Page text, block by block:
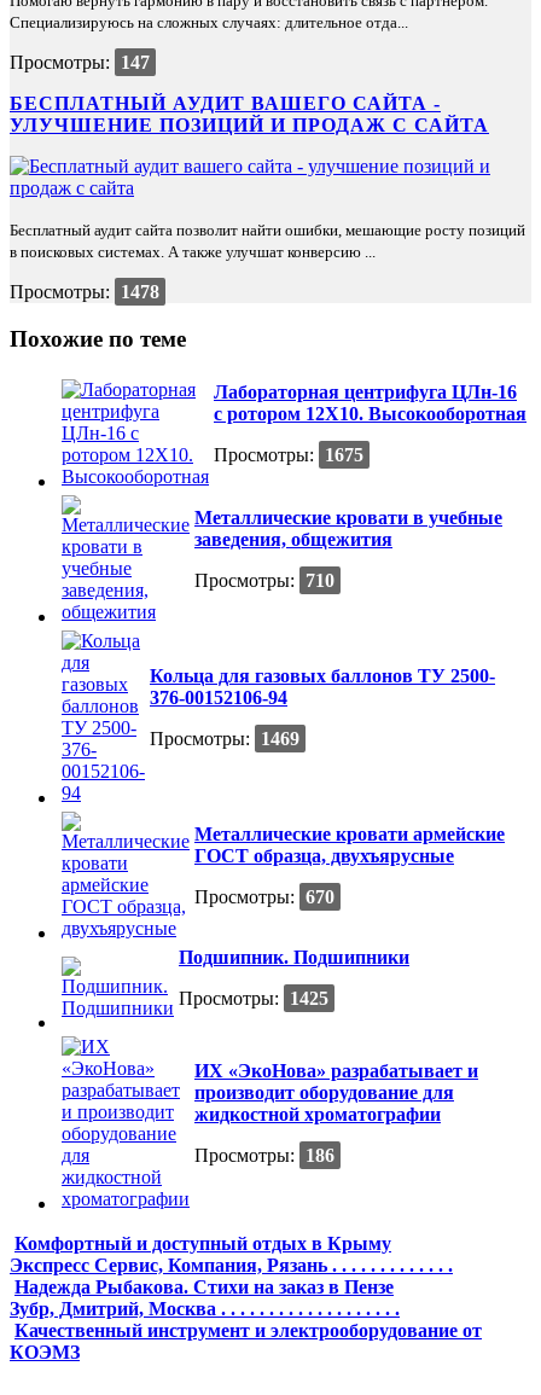
Специализируюсь на сложных случаях: длительное отда...
Просмотры:
147
БЕСПЛАТНЫЙ АУДИТ ВАШЕГО САЙТА -
УЛУЧШЕНИЕ ПОЗИЦИЙ И ПРОДАЖ С САЙТА
Бесплатный аудит сайта позволит найти ошибки, мешающие росту позиций
в поисковых системах. А также улучшат конверсию ...
Просмотры: 1478
Похожие по теме
Лабораторная центрифуга ЦЛн-16
с ротором 12Х10. Высокооборотная
Просмотры:
1675
Металлические кровати в учебные
заведения, общежития
Просмотры:
710
Кольца для газовых баллонов ТУ 2500-
376-00152106-94
Просмотры:
1469
Металлические кровати армейские
ГОСТ образца, двухъярусные
Просмотры: 670
Подшипник. Подшипники
Просмотры:
1425
ИХ «ЭкоНова» разрабатывает и
производит оборудование для
жидкостной хроматографии
Просмотры:
186
Комфортный и доступный отдых в Крыму
Экспресс Сервис, Компания, Рязань . . . . . . . . . . . . .
Надежда Рыбакова. Стихи на заказ в Пензе
Зубр, Дмитрий, Москва . . . . . . . . . . . . . . . . . . .
Качественный инструмент и электрооборудование от
КОЭМЗ